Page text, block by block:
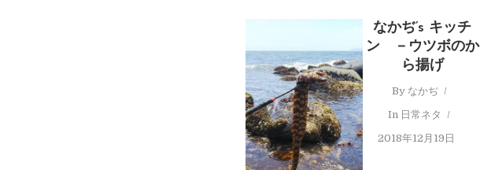
なかぢ’s キッチ
ン －ウツボのか
ら揚げ
By なかぢ
In 日常ネタ
2018年12月19日